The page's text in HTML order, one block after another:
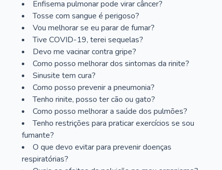
Enfisema pulmonar pode virar câncer?
Tosse com sangue é perigoso?
Vou melhorar se eu parar de fumar?
Tive COVID-19, terei sequelas?
Devo me vacinar contra gripe?
Como posso melhorar dos sintomas da rinite?
Sinusite tem cura?
Como posso prevenir a pneumonia?
Tenho rinite, posso ter cão ou gato?
Como posso melhorar a saúde dos pulmões?
Tenho restrições para praticar exercícios se sou
fumante?
O que devo evitar para prevenir doenças
respiratórias?